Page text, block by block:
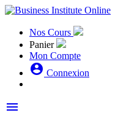
Nos Cours
Panier
Mon Compte
account_circle Connexion
menu